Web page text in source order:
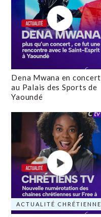
Dena Mwana en concert
au Palais des Sports de
Yaoundé
ACTUALITÉ CHRÉTIENNE